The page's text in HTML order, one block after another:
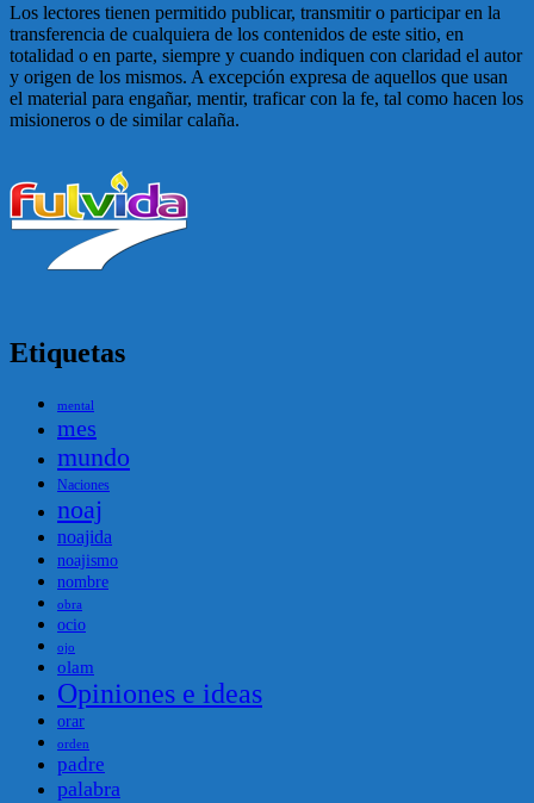
Los lectores tienen permitido publicar, transmitir o participar en la
transferencia de cualquiera de los contenidos de este sitio, en
totalidad o en parte, siempre y cuando indiquen con claridad el autor
y origen de los mismos. A excepción expresa de aquellos que usan
el material para engañar, mentir, traficar con la fe, tal como hacen los
misioneros o de similar calaña.
Etiquetas
mental
mes
mundo
Naciones
noaj
noajida
noajismo
nombre
obra
ocio
ojo
olam
Opiniones e ideas
orar
orden
padre
palabra